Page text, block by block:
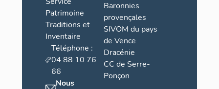
Patrimoine
Traditions et
Inventaire
Téléphone :
04 88 10 76
66
Nous
Baronnies
provençales
SIVOM du pays
de Vence
Dracénie
CC de Serre-
Ponçon